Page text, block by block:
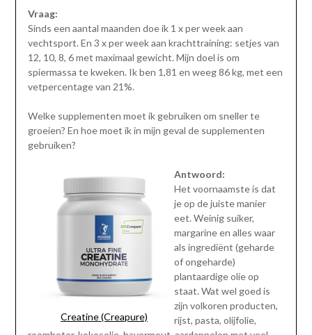
Vraag:
Sinds een aantal maanden doe ik 1 x per week aan
vechtsport. En 3 x per week aan krachttraining: setjes van
12, 10, 8, 6 met maximaal gewicht. Mijn doel is om
spiermassa te kweken. Ik ben 1,81 en weeg 86 kg, met een
vetpercentage van 21%.
Welke supplementen moet ik gebruiken om sneller te
groeien? En hoe moet ik in mijn geval de supplementen
gebruiken?
Creatine (Creapure)
Antwoord:
Het voornaamste is dat
je op de juiste manier
eet. Weinig suiker,
margarine en alles waar
als ingrediënt (geharde
of ongeharde)
plantaardige olie op
staat. Wat wel goed is
zijn volkoren producten,
rijst, pasta, olijfolie,